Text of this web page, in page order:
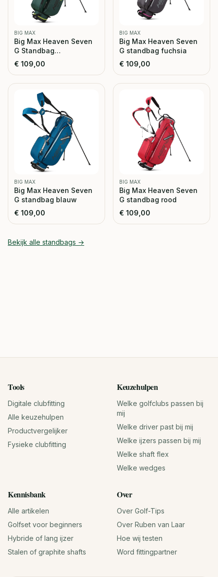
BIG MAX
Big Max Heaven Seven
G Standbag
forrest/green
€ 109,00
BIG MAX
Big Max Heaven Seven
G standbag fuchsia
€ 109,00
BIG MAX
Big Max Heaven Seven
G standbag blauw
€ 109,00
BIG MAX
Big Max Heaven Seven
G standbag rood
€ 109,00
Bekijk alle standbags →
Tools
Digitale clubfitting
Alle keuzehulpen
Productvergelijker
Fysieke clubfitting
Keuzehulpen
Welke golfclubs passen bij
mij
Welke driver past bij mij
Welke ijzers passen bij mij
Welke shaft flex
Welke wedges
Kennisbank
Alle artikelen
Golfset voor beginners
Hybride of lang ijzer
Stalen of graphite shafts
Over
Over Golf-Tips
Over Ruben van Laar
Hoe wij testen
Word fittingpartner